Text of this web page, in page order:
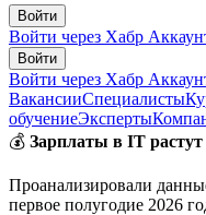
Войти
Войти через Хабр
Войти
Войти через Хабр
ВакансииСпециалисты
обучениеЭксперты
💰 Зарплаты в IT
Проанализировали
первое полугодие 2026